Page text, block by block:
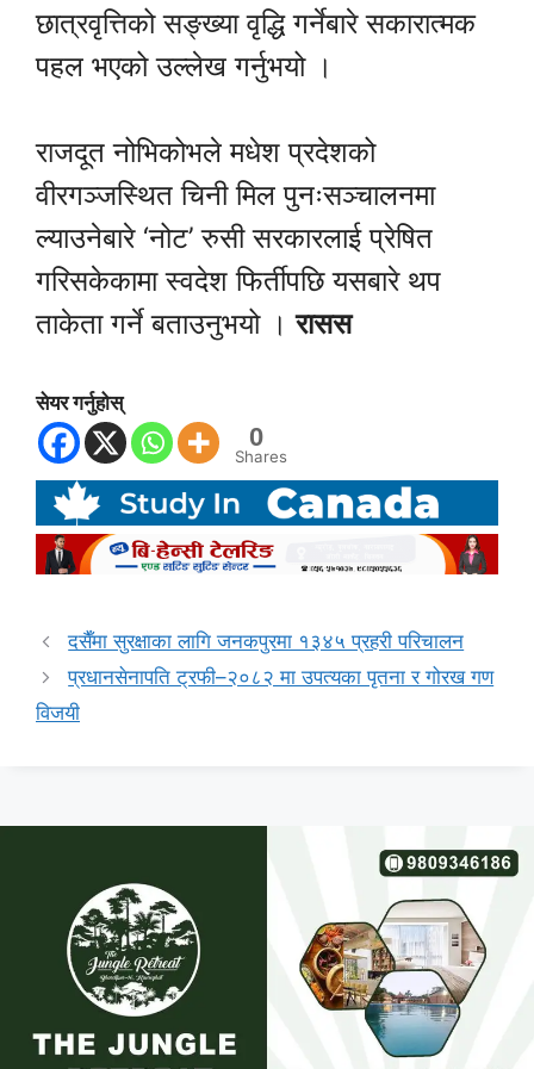
छात्रवृत्तिको सङ्ख्या वृद्धि गर्नेबारे सकारात्मक
पहल भएको उल्लेख गर्नुभयो ।
राजदूत नोभिकोभले मधेश प्रदेशको
वीरगञ्जस्थित चिनी मिल पुनःसञ्चालनमा
ल्याउनेबारे ‘नोट’ रुसी सरकारलाई प्रेषित
गरिसकेकामा स्वदेश फिर्तीपछि यसबारे थप
ताकेता गर्ने बताउनुभयो ।रासस
सेयर गर्नुहोस्
0
Shares
दसैँमा सुरक्षाका लागि जनकपुरमा १३४५ प्रहरी परिचालन
प्रधानसेनापति ट्रफी–२०८२ मा उपत्यका पृतना र गोरख गण
विजयी